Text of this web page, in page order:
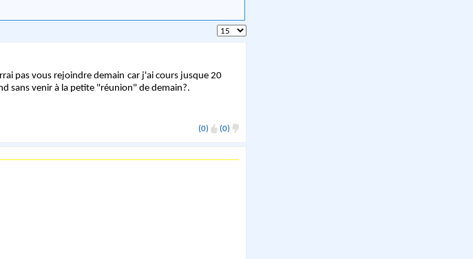
pas vous rejoindre demain car j'ai cours jusque 20
sans venir à la petite "réunion" de demain?.
(0) (0)